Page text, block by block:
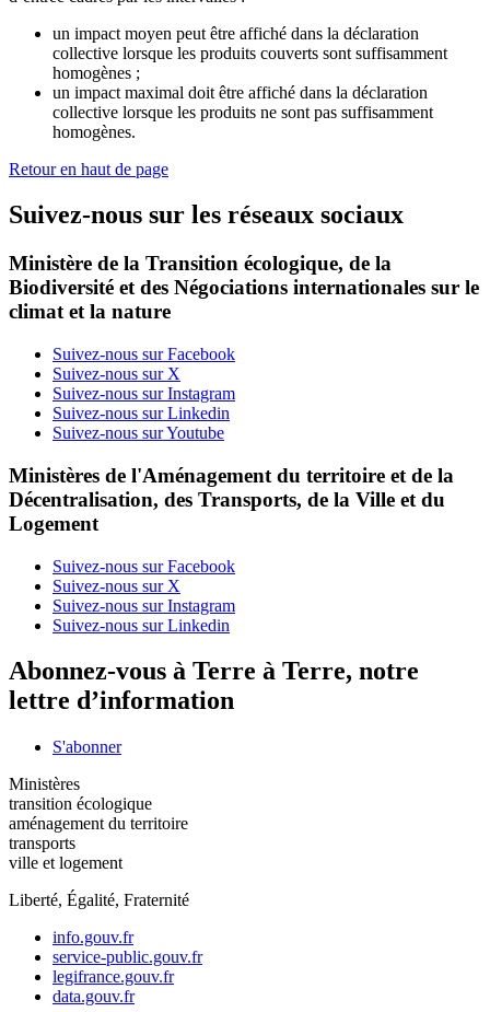
un impact moyen peut être affiché dans la déclaration
collective lorsque les produits couverts sont suffisamment
homogènes ;
un impact maximal doit être affiché dans la déclaration
collective lorsque les produits ne sont pas suffisamment
homogènes.
Retour en haut de page
Suivez-nous sur les réseaux sociaux
Ministère de la Transition écologique, de la
Biodiversité et des Négociations internationales sur le
climat et la nature
Suivez-nous sur Facebook
Suivez-nous sur X
Suivez-nous sur Instagram
Suivez-nous sur Linkedin
Suivez-nous sur Youtube
Ministères de l'Aménagement du territoire et de la
Décentralisation, des Transports, de la Ville et du
Logement
Suivez-nous sur Facebook
Suivez-nous sur X
Suivez-nous sur Instagram
Suivez-nous sur Linkedin
Abonnez-vous à Terre à Terre, notre
lettre d’information
S'abonner
Ministères
transition écologique
aménagement du territoire
transports
ville et logement
Liberté, Égalité, Fraternité
info.gouv.fr
service-public.gouv.fr
legifrance.gouv.fr
data.gouv.fr